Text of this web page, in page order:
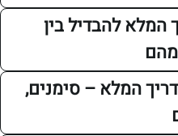
בין
– סימנים,